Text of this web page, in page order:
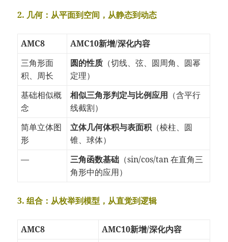
2. 几何：从平面到空间，从静态到动态
AMC8
AMC10新增/深化内容
三角形面
积、周长
圆的性质 （切线、弦、圆周角、圆幂
定理）
基础相似概
念
相似三角形判定与比例应用 （含平行
线截割）
简单立体图
形
立体几何体积与表面积 （棱柱、圆
锥、球体）
—
三角函数基础 （sin/cos/tan 在直角三
角形中的应用）
3. 组合：从枚举到模型，从直觉到逻辑
AMC8
AMC10新增/深化内容